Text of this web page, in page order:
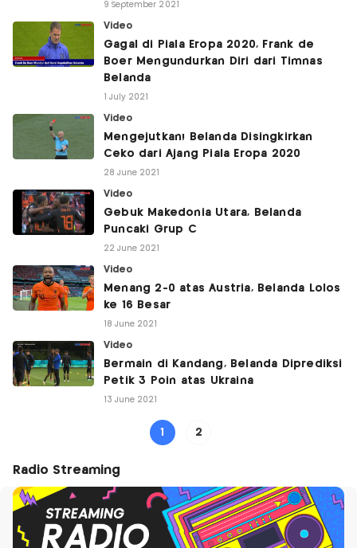
9 September 2021
Video
Gagal di Piala Eropa 2020, Frank de
Boer Mengundurkan Diri dari Timnas
Belanda
1 July 2021
Video
Mengejutkan! Belanda Disingkirkan
Ceko dari Ajang Piala Eropa 2020
28 June 2021
Video
Gebuk Makedonia Utara, Belanda
Puncaki Grup C
22 June 2021
Video
Menang 2-0 atas Austria, Belanda Lolos
ke 16 Besar
18 June 2021
Video
Bermain di Kandang, Belanda Diprediksi
Petik 3 Poin atas Ukraina
13 June 2021
1 2
Radio Streaming